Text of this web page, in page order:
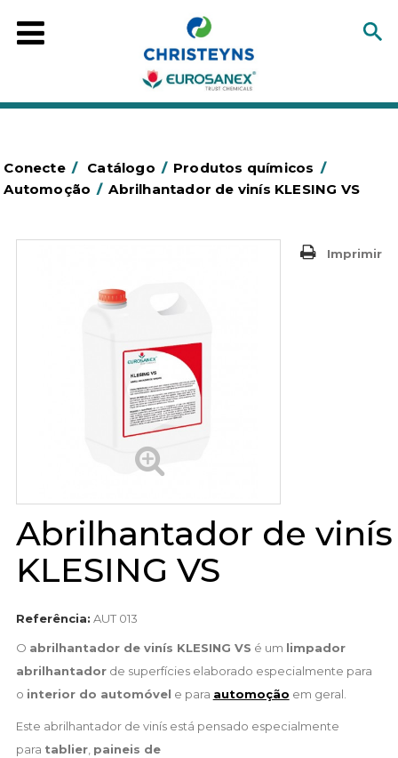
Conecte / Catálogo / Produtos químicos /
Automoção / Abrilhantador de vinís KLESING VS
Imprimir
Abrilhantador de vinís
KLESING VS
Referência: AUT 013
O abrilhantador de vinís KLESING VS é um limpador
abrilhantadorde superfícies elaborado especialmente para
o interior do automóvel e para automoção em geral.
Este abrilhantador de vinís está pensado especialmente
para tablier, paineis de